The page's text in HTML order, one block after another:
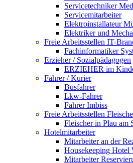
Servicetechniker
Servicemitarbeiter
Elektroinstallateur
Elektriker und
Freie Arbeitsstellen IT-
Fachinformatiker
Erzieher / Sozialpädagogen
ERZIEHER im
Fahrer / Kurier
Busfahrer
Lkw-Fahrer
Fahrer Imbiss
Freie Arbeitsstellen
Fleischer in Plau am
Hotelmitarbeiter
Mitarbeiter an der
Housekeeping Hotel
Mitarbeiter